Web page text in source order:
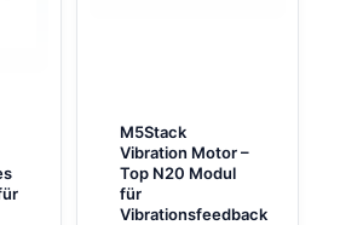
M5Stack
Vibration Motor –
Top N20 Modul
für
Vibrationsfeedback